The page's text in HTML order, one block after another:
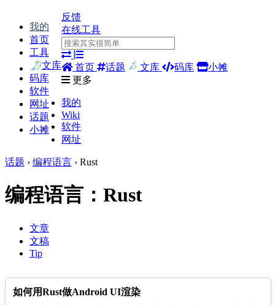
我的
首页
工具
文库
码库
软件
网址
话题
小摊
反馈
在线工具
首页 话题 文库 码库
小摊
更多
我的
Wiki
软件
网址
话题 › 编程语言 › Rust
编程语言：Rust
文章
文稿
Tip
如何用Rust做Android UI渲染